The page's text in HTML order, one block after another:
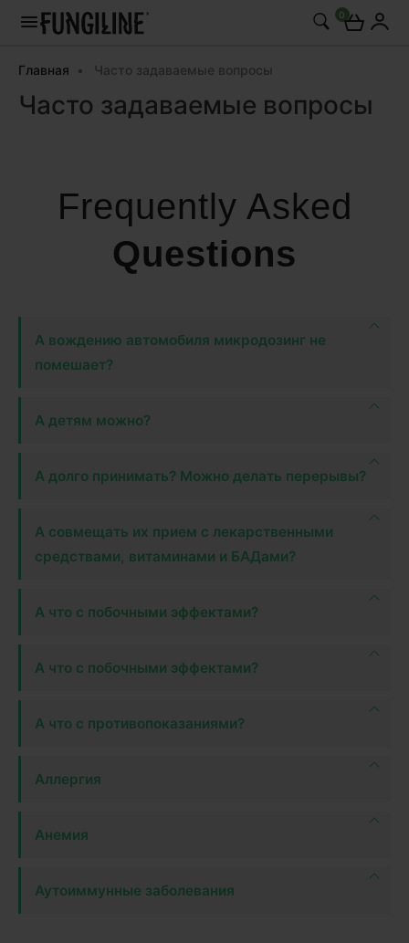
0
Главная Часто задаваемые вопросы
Часто задаваемые вопросы
Frequently Asked
Questions
А вождению автомобиля микродозинг не
помешает?
А детям можно?
А долго принимать? Можно делать перерывы?
А совмещать их прием с лекарственными
средствами, витаминами и БАДами?
А что с побочными эффектами?
А что с побочными эффектами?
А что с противопоказаниями?
Аллергия
Анемия
Аутоиммунные заболевания